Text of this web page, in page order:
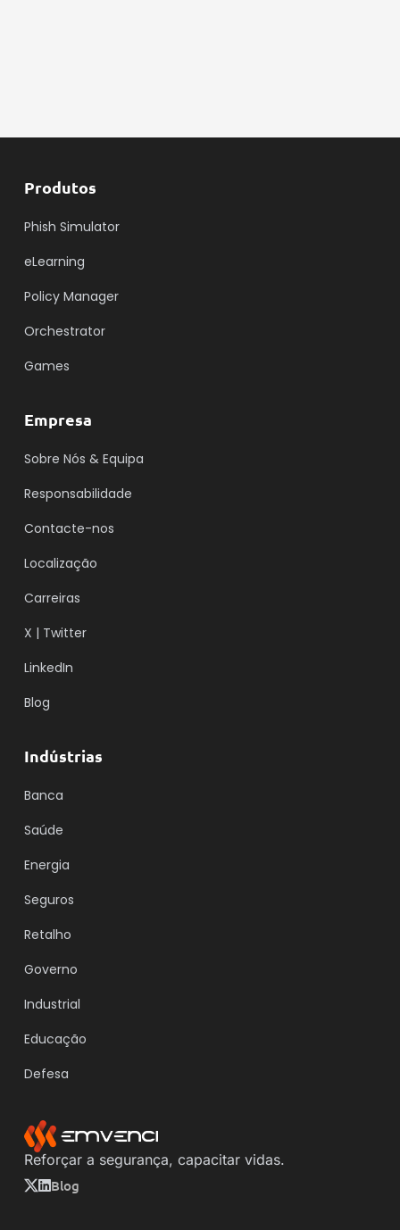
Reforçar a segurança, capacitar vidas.
Blog
Produtos
Phish Simulator
eLearning
Policy Manager
Orchestrator
Games
Empresa
Sobre Nós & Equipa
Responsabilidade
Contacte-nos
Localização
Carreiras
X | Twitter
LinkedIn
Blog
Indústrias
Banca
Saúde
Energia
Seguros
Retalho
Governo
Industrial
Educação
Defesa